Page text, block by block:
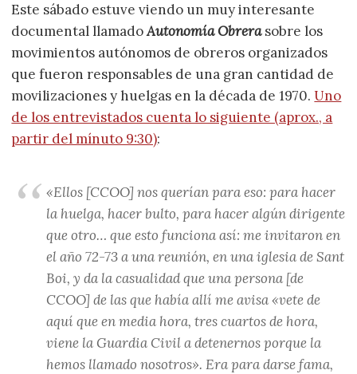
Este sábado estuve viendo un muy interesante
documental llamadoAutonomía Obrerasobre los
movimientos autónomos de obreros organizados
que fueron responsables de una gran cantidad de
movilizaciones y huelgas en la década de 1970.Uno
de los entrevistados cuenta lo siguiente (aprox., a
partir del mínuto 9:30):
«Ellos [CCOO] nos querían para eso: para hacer
la huelga, hacer bulto, para hacer algún dirigente
que otro… que esto funciona así: me invitaron en
el año 72-73 a una reunión, en una iglesia de Sant
Boi, y da la casualidad que una persona [de
CCOO] de las que había allí me avisa «vete de
aquí que en media hora, tres cuartos de hora,
viene la Guardia Civil a detenernos porque la
hemos llamado nosotros». Era para darse fama,